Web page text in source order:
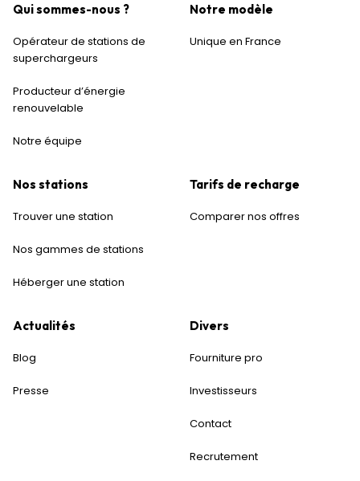
Qui sommes-nous ?
Opérateur de stations de
superchargeurs
Producteur d’énergie
renouvelable
Notre équipe
Notre modèle
Unique en France
Nos stations
Trouver une station
Nos gammes de stations
Héberger une station
Tarifs de recharge
Comparer nos offres
Actualités
Blog
Presse
Divers
Fourniture pro
Investisseurs
Contact
Recrutement